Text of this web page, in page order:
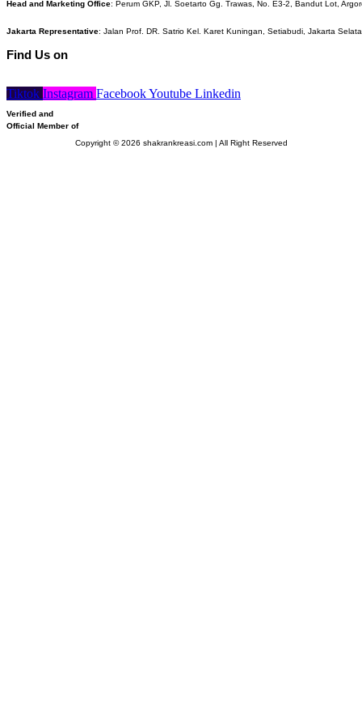
Head and Marketing Office: Perum GKP, Jl. Soetarto Gg. Trawas, No. E3-2, Bandut Lot,
Jakarta Representative: Jalan Prof. DR. Satrio Kel. Karet Kuningan, Setiabudi, Jakarta
Find Us on
Tiktok Instagram FacebookYoutube Linkedin
Verified and
Official Member of
Copyright © 2026 shakrankreasi.com | All Right Reserved